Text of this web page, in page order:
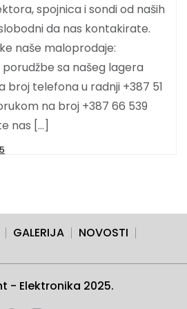
spojnica i sondi od naših
da nas kontakirate.
naše maloprodaje:
porudžbe sa našeg lagera
broj telefona u radnji +387 51
na broj +387 66 539
nas […]
GALERIJA NOVOSTI
- Elektronika 2025.